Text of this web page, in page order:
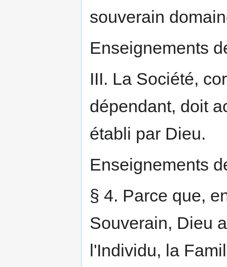
souverain
Enseignements
III. La Société,
dépendant, doit
établi par Dieu.
Enseignements
§ 4. Parce que,
Souverain, Dieu
l'Individu, la